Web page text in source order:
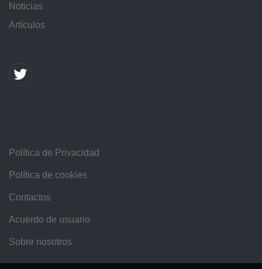
Noticias
Artículos
Política de Privacidad
Política de cookies
Contactos
Acuerdo de usuario
Sobre nosotros